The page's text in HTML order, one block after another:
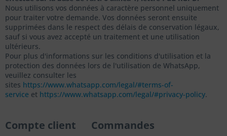
Nous utilisons vos données à caractère personnel uniquement
pour traiter votre demande. Vos données seront ensuite
supprimées dans le respect des délais de conservation légaux,
sauf si vous avez accepté un traitement et une utilisation
ultérieurs.
Pour plus d'informations sur les conditions d'utilisation et la
protection des données lors de l'utilisation de WhatsApp,
veuillez consulter les
sites https://www.whatsapp.com/legal/#terms-of-
service et https://www.whatsapp.com/legal/#privacy-policy.
Compte client Commandes